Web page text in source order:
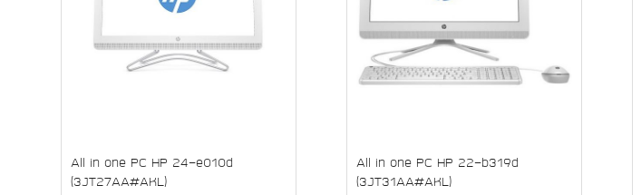
All in one PC HP 24-e010d
(3JT27AA#AKL)
All in one PC HP 22-b319d
(3JT31AA#AKL)